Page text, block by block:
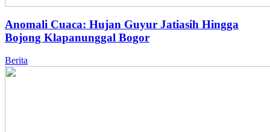
Anomali Cuaca: Hujan Guyur Jatiasih Hingga
Bojong Klapanunggal Bogor
Berita